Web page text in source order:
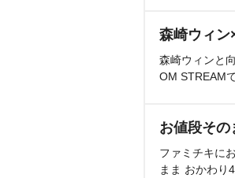
森崎ウィン
森崎ウィンと
OM STREAM
お値段そ
ファミチキに
まま おかわり